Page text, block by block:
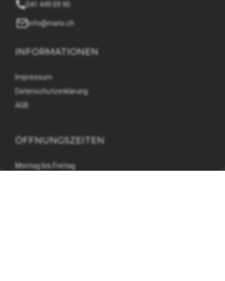
041 449 09 90
info@mato.ch
INFORMATIONEN
Impressum
Datenschutzerklärung
AGB
ÖFFNUNGSZEITEN
Montag bis Freitag